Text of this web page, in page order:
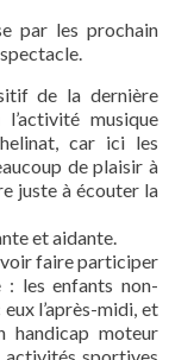
par les prochain
de la dernière
musique
car ici les
de plaisir à
juste à écouter la
et aidante.
faire participer
: les enfants non-
l’après-midi, et
handicap moteur